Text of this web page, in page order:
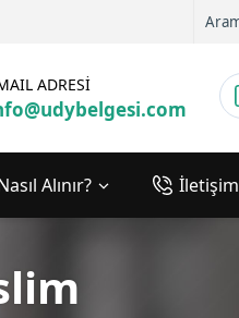
ADRESİ
Alınır? İletişim